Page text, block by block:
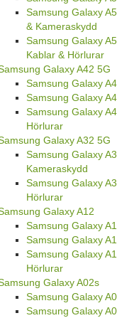
Samsung Galaxy
& Kameraskydd
Samsung Galaxy
Kablar & Hörlurar
Galaxy A42 5G
Samsung Galaxy
Samsung Galaxy
Samsung Galaxy
Hörlurar
Galaxy A32 5G
Samsung Galaxy
Kameraskydd
Samsung Galaxy
Hörlurar
Galaxy A12
Samsung Galaxy
Samsung Galaxy
Samsung Galaxy
Hörlurar
Galaxy A02s
Samsung Galaxy
Samsung Galaxy